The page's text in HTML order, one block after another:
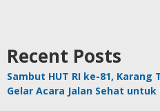
Recent Posts
Sambut HUT RI ke-81,
Gelar Acara Jalan Sehat untuk